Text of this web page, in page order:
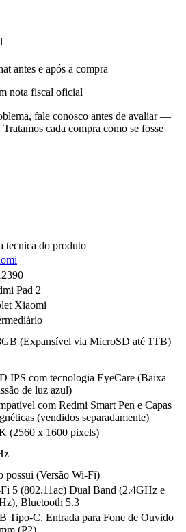
antes e após a compra
nota fiscal oficial
fale conosco antes de avaliar —
cada compra como se fosse
tecnica do produto
Pad 2
Xiaomi
(Expansível via MicroSD até 1TB)
IPS com tecnologia EyeCare (Baixa
de luz azul)
com Redmi Smart Pen e Capas
(vendidos separadamente)
(2560 x 1600 pixels)
possui (Versão Wi-Fi)
5 (802.11ac) Dual Band (2.4GHz e
Bluetooth 5.3
Tipo-C, Entrada para Fone de Ouvido